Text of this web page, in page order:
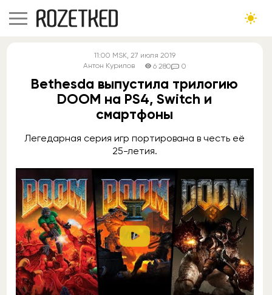
11:00 MSK, 27 июля 2019
Антон Курилов
6 280 0
Bethesda выпустила трилогию
DOOM на PS4, Switch и
смартфоны
Легедарная серия игр портирована в честь её
25-летия.